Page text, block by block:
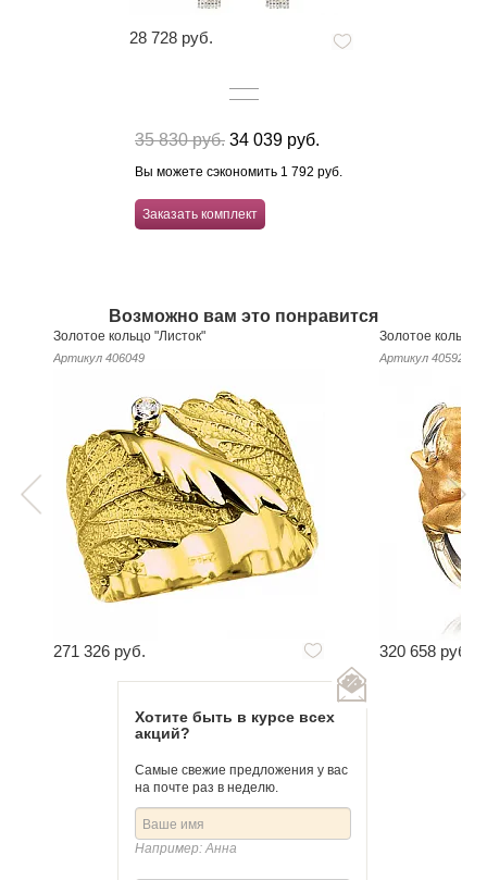
28 728 руб.
35 830 руб. 34 039 руб.
Вы можете сэкономить 1 792 руб.
Заказать комплект
Возможно вам это понравится
Золотое кольцо "Листок"
Артикул 406049
271 326 руб.
Золотое кольцо
Артикул 405929
320 658 руб.
Хотите быть в курсе всех
акций?
Самые свежие предложения у вас
на почте раз в неделю.
Например: Анна